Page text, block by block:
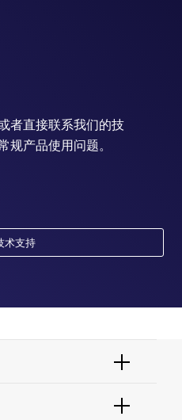
者直接联系我们的技
规产品使用问题。
术支持